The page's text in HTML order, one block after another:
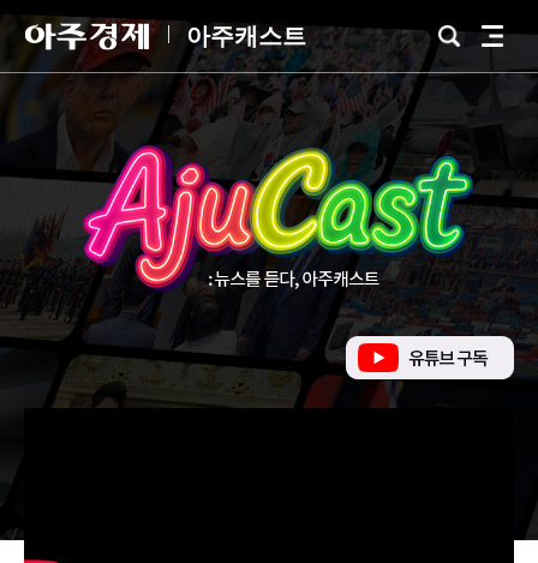
아
주
경
제
아주캐스트
검
색
전
체
메
뉴
유
튜
브